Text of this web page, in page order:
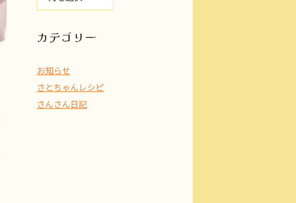
ブ
カテゴリー
お知らせ
さとちゃんレシピ
さんさん日記